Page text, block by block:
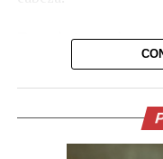
Tras el ataque, la
inmediato.
parte de la grabación
hecho.